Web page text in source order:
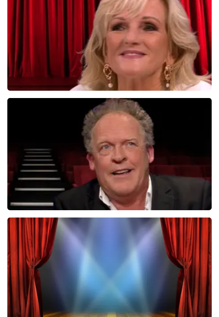
Tineke Schouten
1353+reviews
Bert Visscher
1655+reviews
BEKIJKEN